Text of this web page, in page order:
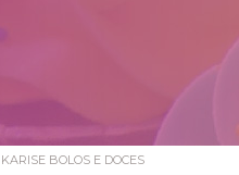
KARISE BOLOS E DOCES